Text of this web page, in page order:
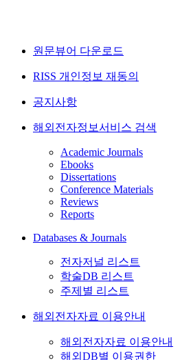
원문뷰어 다운로드
RISS 개인정보 재동의
공지사항
해외전자정보서비스 검색
Academic Journals
Ebooks
Dissertations
Conference Materials
Reviews
Reports
Databases & Journals
전자저널 리스트
학술DB 리스트
주제별 리스트
해외전자자료 이용안내
해외전자자료 이용안내
해외DB별 이용권한